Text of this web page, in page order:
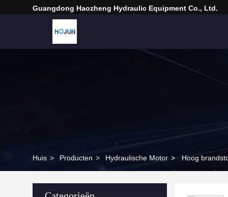
Guangdong Haozheng Hydraulic Equipment Co., Ltd.
Huis > Producten > Hydraulische Motor > Hoog